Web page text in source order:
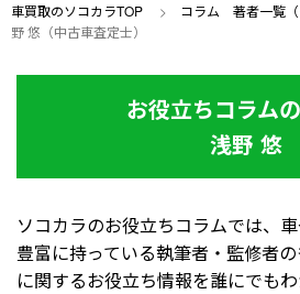
車買取のソコカラTOP > コラム 著者一覧（
野 悠（中古車査定士）
お役立ちコラム
浅野 悠
ソコカラのお役立ちコラムでは、
豊富に持っている執筆者・監修者
に関するお役立ち情報を誰にでも